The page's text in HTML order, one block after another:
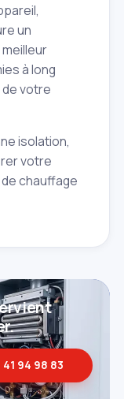
un
à long
votre
isolation,
votre
chauffage
41 94 98 83